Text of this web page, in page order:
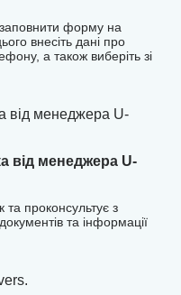
заповнити форму на
внесіть дані про
а також виберіть зі
від менеджера U-
та проконсультує з
та інформації